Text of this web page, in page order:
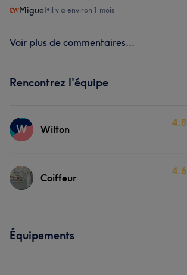
Miguel•il y a environ 1 mois
Voir plus de commentaires...
Rencontrez l'équipe
W Wilton
4.8
Services
Coiffeur
4.6
Équipements